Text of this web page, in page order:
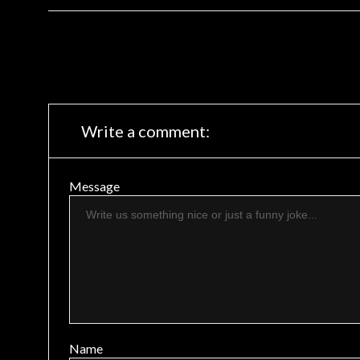
Write a comment:
Message
Name